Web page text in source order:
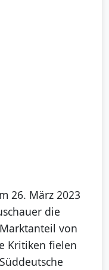
26. März 2023
die
von
Kritiken fielen